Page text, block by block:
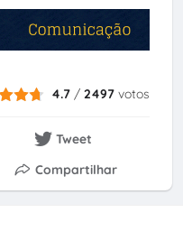
4.7 /2497 votos
Tweet
Compartilhar